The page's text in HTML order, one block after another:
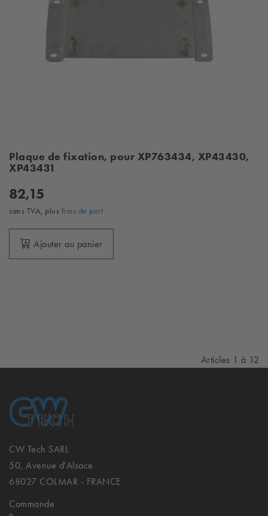
Plaque de fixation, pour XP763434, XP43430,
XP43431
82,15
sans TVA, plus frais de port
Ajouter au panier
Articles 1 à 12
CW Tech SARL
50, Avenue d'Alsace
68027 COLMAR - FRANCE
Commande